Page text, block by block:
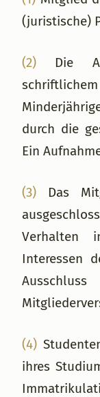
(juristische)
(2) Die
durch die
Ein
(3) Das
Verhalten
Interessen
(4)
ihres